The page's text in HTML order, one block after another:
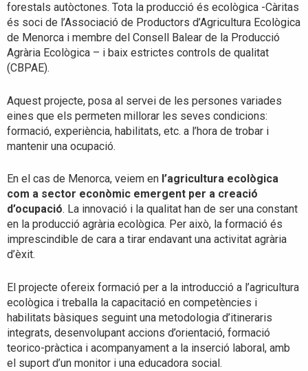
forestals autòctones. Tota la producció és ecològica -Càritas
és soci de l’Associació de Productors d’Agricultura Ecològica
de Menorca i membre del Consell Balear de la Producció
Agrària Ecològica – i baix estrictes controls de qualitat
(CBPAE).
Aquest projecte, posa al servei de les persones variades
eines que els permeten millorar les seves condicions:
formació, experiència, habilitats, etc. a l’hora de trobar i
mantenir una ocupació.
En el cas de Menorca, veiem en l’agricultura ecològica
com a sector econòmic emergent per a creació
d’ocupació. La innovació i la qualitat han de ser una constant
en la producció agrària ecològica. Per això, la formació és
imprescindible de cara a tirar endavant una activitat agrària
d’èxit.
El projecte ofereix formació per a la introducció a l’agricultura
ecològica i treballa la capacitació en competències i
habilitats bàsiques seguint una metodologia d’itineraris
integrats, desenvolupant accions d’orientació, formació
teorico-pràctica i acompanyament a la inserció laboral, amb
el suport d’un monitor i una educadora social.